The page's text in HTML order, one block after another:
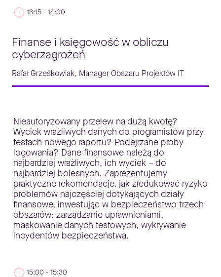
13:15 - 14:00
Finanse i księgowość w obliczu
cyberzagrożeń
Rafał Grześkowiak, Manager Obszaru Projektów IT
Nieautoryzowany przelew na dużą kwotę?
Wyciek wrażliwych danych do programistów przy
testach nowego raportu? Podejrzane próby
logowania? Dane finansowe należą do
najbardziej wrażliwych, ich wyciek – do
najbardziej bolesnych. Zaprezentujemy
praktyczne rekomendacje, jak zredukować ryzyko
problemów najczęściej dotykających działy
finansowe, inwestując w bezpieczeństwo trzech
obszarów: zarządzanie uprawnieniami,
maskowanie danych testowych, wykrywanie
incydentów bezpieczeństwa.
15:00 - 15:30